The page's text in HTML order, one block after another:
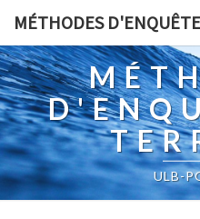
MÉTHODES
ULB-